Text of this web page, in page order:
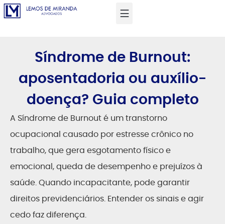
Síndrome de Burnout:
aposentadoria ou auxílio-
doença? Guia completo
A Síndrome de Burnout é um transtorno
ocupacional causado por estresse crônico no
trabalho, que gera esgotamento físico e
emocional, queda de desempenho e prejuízos à
saúde. Quando incapacitante, pode garantir
direitos previdenciários. Entender os sinais e agir
cedo faz diferença.